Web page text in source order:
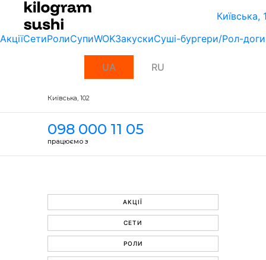
Київська,
АкціїСетиРолиСупиWOKЗакускиСуші-бургери/Рол-доги
UA RU
Київська, 102
098 000 11 05
працюємо з
АКЦІЇ
СЕТИ
РОЛИ